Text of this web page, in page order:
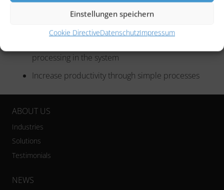
Einstellungen speichern
Cookie DirectiveDatenschutzImpressum
Short approval processes from employee to
processing in the system
Increase productivity through simple processes
ABOUT US
Industries
Solutions
Testimonials
NEWS